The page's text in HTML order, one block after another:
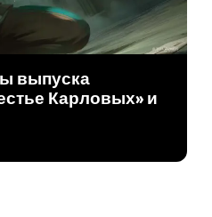
выпуска
Карловых» и